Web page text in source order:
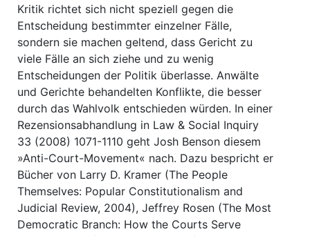
Kritik richtet sich nicht speziell gegen die
Entscheidung bestimmter einzelner Fälle,
sondern sie machen geltend, dass Gericht zu
viele Fälle an sich ziehe und zu wenig
Entscheidungen der Politik überlasse. Anwälte
und Gerichte behandelten Konflikte, die besser
durch das Wahlvolk entschieden würden. In einer
Rezensionsabhandlung in Law & Social Inquiry
33 (2008) 1071-1110 geht Josh Benson diesem
»Anti-Court-Movement« nach. Dazu bespricht er
Bücher von Larry D. Kramer (The People
Themselves: Popular Constitutionalism and
Judicial Review, 2004), Jeffrey Rosen (The Most
Democratic Branch: How the Courts Serve